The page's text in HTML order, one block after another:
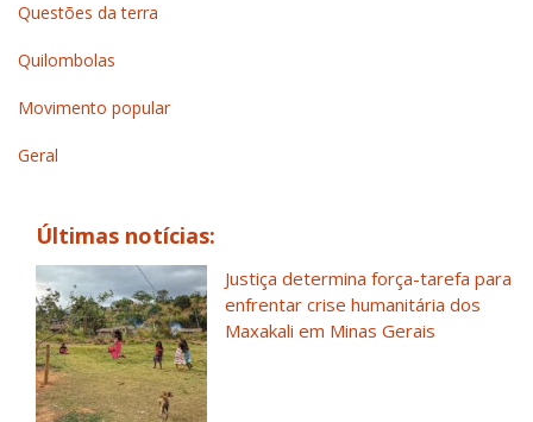
Questões da terra
Quilombolas
Movimento popular
Geral
Últimas notícias:
Justiça determina força-tarefa para
enfrentar crise humanitária dos
Maxakali em Minas Gerais